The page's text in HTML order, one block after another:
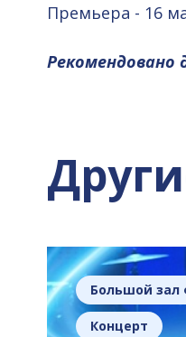
Премьера - 16
Рекомендовано
Большой
Концерт